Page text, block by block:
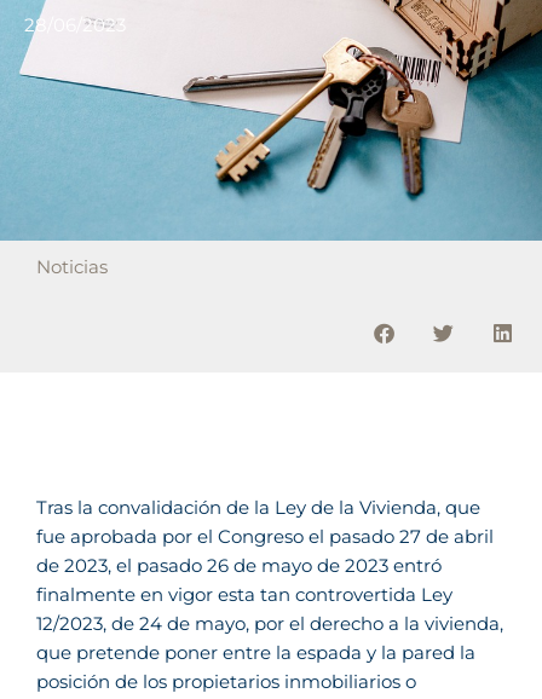
28/06/2023
Noticias
Tras la convalidación de la Ley de la Vivienda, que
fue aprobada por el Congreso el pasado 27 de abril
de 2023, el pasado 26 de mayo de 2023 entró
finalmente en vigor esta tan controvertida Ley
12/2023, de 24 de mayo, por el derecho a la vivienda,
que pretende poner entre la espada y la pared la
posición de los propietarios inmobiliarios o